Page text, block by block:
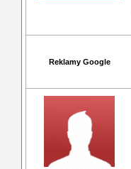
Reklamy Google